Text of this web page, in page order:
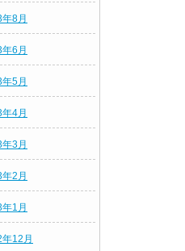
8月
6月
5月
4月
3月
2月
1月
12月